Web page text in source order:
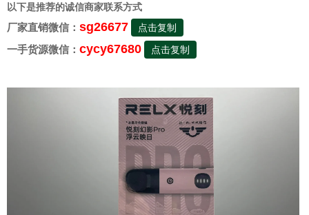
以下是推荐的诚信商家联系方式
厂家直销微信： sg26677 点击复制
一手货源微信： cycy67680 点击复制